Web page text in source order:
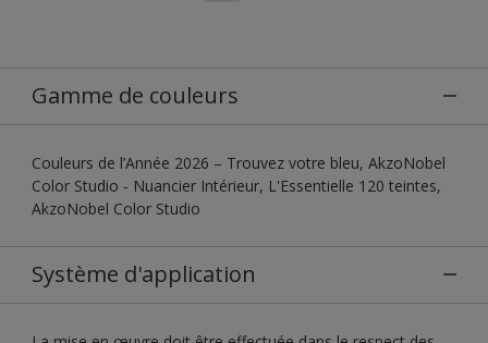
Gamme de couleurs
Couleurs de l’Année 2026 – Trouvez votre bleu, AkzoNobel
Color Studio - Nuancier Intérieur, L'Essentielle 120 teintes,
AkzoNobel Color Studio
Système d'application